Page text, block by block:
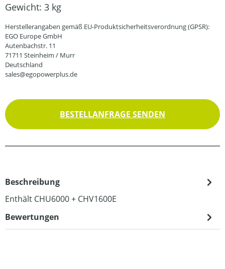
Gewicht: 3 kg
Herstellerangaben gemäß EU-Produktsicherheitsverordnung (GPSR):
EGO Europe GmbH
Autenbachstr. 11
71711 Steinheim / Murr
Deutschland
sales@egopowerplus.de
BESTELLANFRAGE SENDEN
Beschreibung
Enthält CHU6000 + CHV1600E
Bewertungen